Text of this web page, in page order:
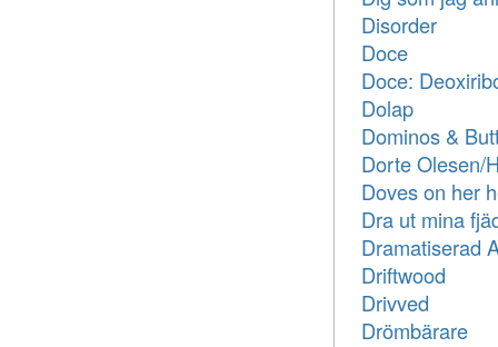
Disorder
Doce
Doce:
Dolap
Dominos &
Dorte Olesen/
Doves on her
Dra ut mina
Dramatiserad
Driftwood
Drivved
Drömbärare